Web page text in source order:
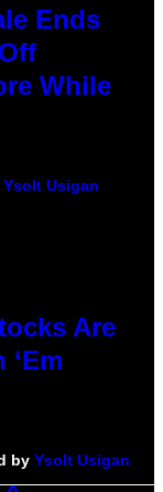
Ends
While
Ysolt Usigan
Are
by Ysolt Usigan